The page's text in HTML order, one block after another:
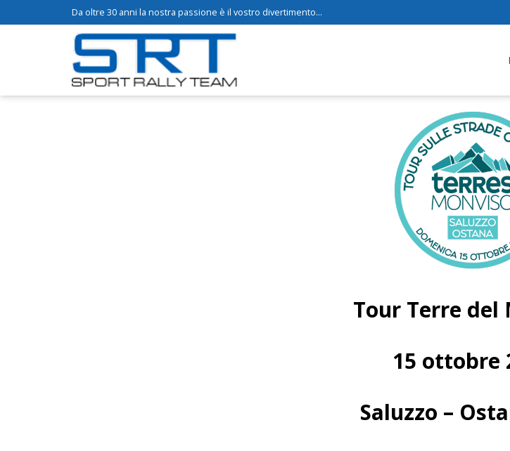
Da oltre 30 anni la nostra passione è il vostro divertimento...
Tour Terre del
15 ottobre
Saluzzo –